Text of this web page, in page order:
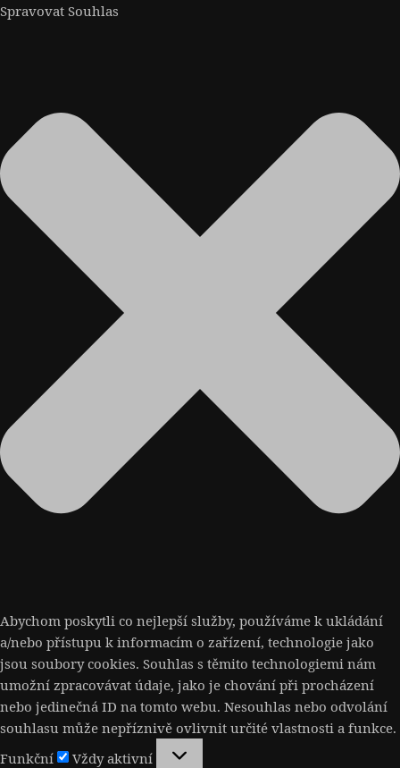
Spravovat Souhlas
Abychom poskytli co nejlepší služby, používáme k ukládání
a/nebo přístupu k informacím o zařízení, technologie jako
jsou soubory cookies. Souhlas s těmito technologiemi nám
umožní zpracovávat údaje, jako je chování při procházení
nebo jedinečná ID na tomto webu. Nesouhlas nebo odvolání
souhlasu může nepříznivě ovlivnit určité vlastnosti a funkce.
Funkční
Vždy aktivní